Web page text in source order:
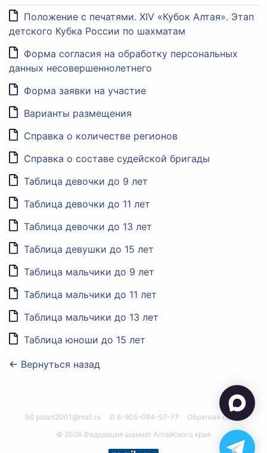
Положение с печатями. XIV «Кубок Алтая». Этап
детского Кубка России по шахматам
Форма согласия на обработку персональных
данных несовершеннолетнего
Форма заявки на участие
Варианты размещения
Справка о количестве регионов
Справка о составе судейской бригады
Таблица девочки до 9 лет
Таблица девочки до 11 лет
Таблица девочки до 13 лет
Таблица девушки до 15 лет
Таблица мальчики до 9 лет
Таблица мальчики до 11 лет
Таблица мальчики до 13 лет
Таблица юноши до 15 лет
← Вернуться назад
✉ polart2001@mail.ru ✆ 8-905-084-57-77
Обратная связь
© 2026 Федерация шахмат Алтайского края